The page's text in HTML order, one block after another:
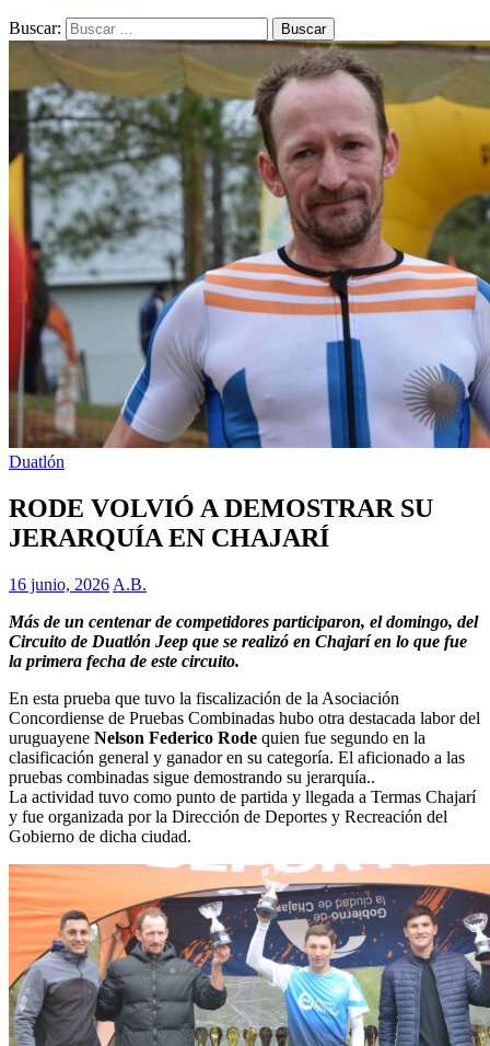
Buscar:
Duatlón
RODE VOLVIÓ A DEMOSTRAR SU
JERARQUÍA EN CHAJARÍ
16 junio, 2026 A.B.
Más de un centenar de competidores participaron, el domingo, del
Circuito de Duatlón Jeep que se realizó en Chajarí en lo que fue
la primera fecha de este circuito.
En esta prueba que tuvo la fiscalización de la Asociación
Concordiense de Pruebas Combinadas hubo otra destacada labor del
uruguayene Nelson Federico Rode quien fue segundo en la
clasificación general y ganador en su categoría. El aficionado a las
pruebas combinadas sigue demostrando su jerarquía..
La actividad tuvo como punto de partida y llegada a Termas Chajarí
y fue organizada por la Dirección de Deportes y Recreación del
Gobierno de dicha ciudad.